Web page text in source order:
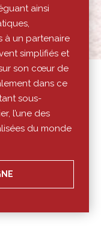
ainsi
à un partenaire
simplifiés et
son cœur de
dans ce
sous-
l’une des
du monde